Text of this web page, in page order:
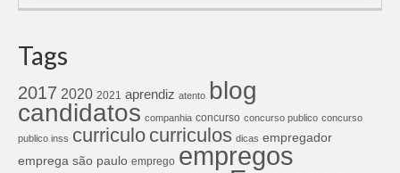
Tags
2017 2020 2021 aprendiz atento blog
candidatos companhia concurso concurso publico concurso
publico inss curriculo curriculos dicas empregador
emprega são paulo emprego empregos